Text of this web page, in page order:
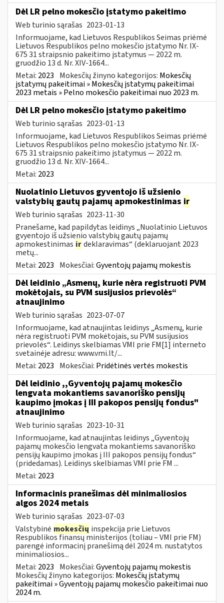
Dėl LR pelno mokesčio įstatymo pakeitimo
Web turinio sąrašas 2023-01-13
Informuojame, kad Lietuvos Respublikos Seimas priėmė
Lietuvos Respublikos pelno mokesčio įstatymo Nr. IX-
675 31 straipsnio pakeitimo įstatymus — 2022 m.
gruodžio 13 d. Nr. XIV-1664...
Metai: 2023 Mokesčių žinyno kategorijos: Mokesčių
įstatymų pakeitimai » Mokesčių įstatymų pakeitimai
2023 metais » Pelno mokesčio pakeitimai nuo 2023 m.
Dėl LR pelno mokesčio įstatymo pakeitimo
Web turinio sąrašas 2023-01-13
Informuojame, kad Lietuvos Respublikos Seimas priėmė
Lietuvos Respublikos pelno mokesčio įstatymo Nr. IX-
675 31 straipsnio pakeitimo įstatymus — 2022 m.
gruodžio 13 d. Nr. XIV-1664...
Metai: 2023
Nuolatinio Lietuvos gyventojo iš užsienio
valstybių gautų pajamų apmokestinimas ir
Web turinio sąrašas 2023-11-30
Pranešame, kad papildytas leidinys „Nuolatinio Lietuvos
gvyentojo iš užsienio valstybių gautų pajamų
apmokestinimas irdeklaravimas“ (deklaruojant 2023
metų...
Metai: 2023 Mokesčiai:Gyventojų pajamų mokestis
Dėl leidinio „Asmenų, kurie nėra registruoti PVM
mokėtojais, su PVM susijusios prievolės“
atnaujinimo
Web turinio sąrašas 2023-07-07
Informuojame, kad atnaujintas leidinys „Asmenų, kurie
nėra registruoti PVM mokėtojais, su PVM susijusios
prievolės“. Leidinys skelbiamas VMI prie FM[1] interneto
svetainėje adresu: www.vmi.lt/...
Metai: 2023 Mokesčiai: Pridėtinės vertės mokestis
Dėl leidinio ,,Gyventojų pajamų mokesčio
lengvata mokantiems savanoriško pensijų
kaupimo įmokas į III pakopos pensijų fondus"
atnaujinimo
Web turinio sąrašas 2023-10-31
Informuojame, kad atnaujintas leidinys „Gyventojų
pajamų mokesčio lengvata mokantiems savanoriško
pensijų kaupimo įmokas į III pakopos pensijų fondus“
(pridedamas). Leidinys skelbiamas VMI prie FM ...
Metai: 2023
Informacinis pranešimas dėl minimaliosios
algos 2024 metais
Web turinio sąrašas 2023-07-03
Valstybinė mokesčių inspekcija prie Lietuvos
Respublikos finansų ministerijos (toliau – VMI prie FM)
parengė informacinį pranešimą dėl 2024 m. nustatytos
minimaliosios...
Metai: 2023 Mokesčiai:Gyventojų pajamų mokestis
Mokesčių žinyno kategorijos: Mokesčių įstatymų
pakeitimai » Gyventojų pajamų mokesčio pakeitimai nuo
2024 m.